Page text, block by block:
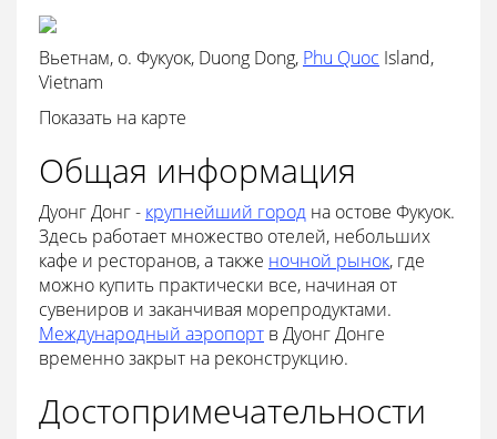
Вьетнам, о. Фукуок, Duong Dong, Phu Quoc Island,
Vietnam
Показать на карте
Общая информация
Дуонг Донг - крупнейший город на остове Фукуок.
Здесь работает множество отелей, небольших
кафе и ресторанов, а также ночной рынок, где
можно купить практически все, начиная от
сувениров и заканчивая морепродуктами.
Международный аэропорт в Дуонг Донге
временно закрыт на реконструкцию.
Достопримечательности